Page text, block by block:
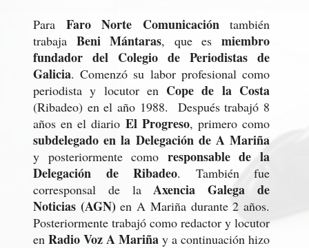
Para Faro Norte Comunicacióntambién
trabaja Beni Mántaras, que esmiembro
fundador del Colegio de Periodistas de
Galicia. Comenzó su labor profesional como
periodista y locutor en Cope de la Costa
(Ribadeo) en el año 1988. Después trabajó 8
años en el diario El Progreso, primero como
subdelegado en la Delegación de A Mariña
y posteriormente como responsable de la
Delegación de Ribadeo. También fue
corresponsal de laAxencia Galega de
Noticias (AGN) en A Mariña durante 2 años.
Posteriormente trabajó como redactor y locutor
en Radio Voz A Mariña y a continuación hizo